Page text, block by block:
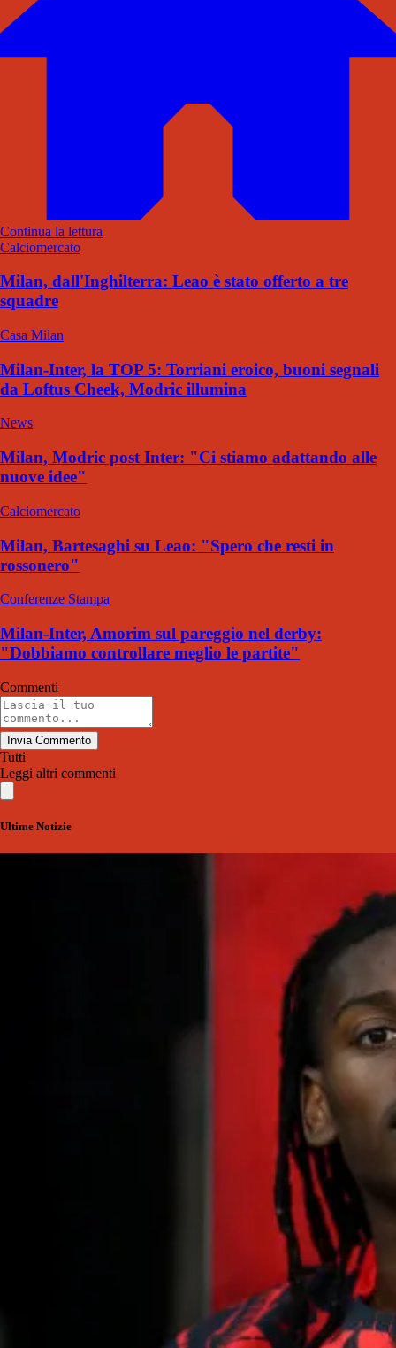
Continua la lettura
Calciomercato
Milan, dall'Inghilterra: Leao è stato offerto a tre
squadre
Casa Milan
Milan-Inter, la TOP 5: Torriani eroico, buoni segnali
da Loftus Cheek, Modric illumina
News
Milan, Modric post Inter: "Ci stiamo adattando alle
nuove idee"
Calciomercato
Milan, Bartesaghi su Leao: "Spero che resti in
rossonero"
Conferenze Stampa
Milan-Inter, Amorim sul pareggio nel derby:
"Dobbiamo controllare meglio le partite"
Commenti
Invia Commento
Tutti
Leggi altri commenti
Ultime Notizie